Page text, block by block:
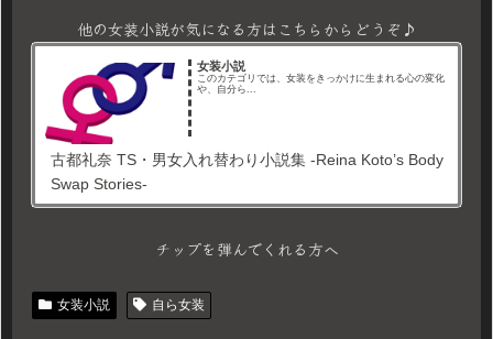
他の女装小説が気になる方はこちらからどうぞ♪
女装小説
このカテゴリでは、女装をきっかけに生まれる心の変化
や、自分ら...
古都礼奈 TS・男女入れ替わり小説集 -Reina Koto’s Body
Swap Stories-
チップを弾んでくれる方へ
女装小説 自ら女装